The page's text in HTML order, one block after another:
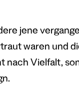
jene
waren und
nach Vielfalt,